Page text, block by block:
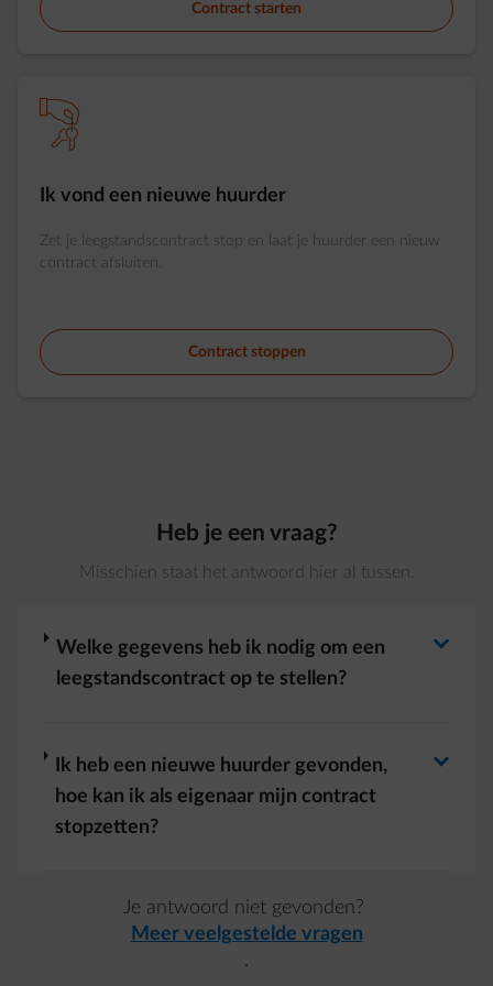
Contract starten
element-handover-keys
Ik vond een nieuwe huurder
Zet je leegstandscontract stop en laat je huurder een nieuw
contract afsluiten.
Contract stoppen
Heb je een vraag?
Misschien staat het antwoord hier al tussen.
Welke gegevens heb ik nodig om een
leegstandscontract op te stellen?
arrow-right
Ik heb een nieuwe huurder gevonden,
hoe kan ik als eigenaar mijn contract
stopzetten?
arrow-right
Je antwoord niet gevonden?
Meer veelgestelde vragen
.